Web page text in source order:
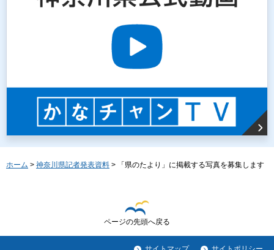
ホーム > 神奈川県記者発表資料 > 「県のたより」に掲載する写真を募集します
ページの先頭へ戻る